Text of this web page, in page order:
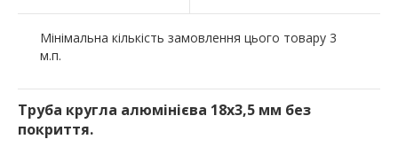
Мінімальна кількість замовлення цього товару 3
м.п.
Труба кругла алюмінієва 18х3,5 мм без
покриття.